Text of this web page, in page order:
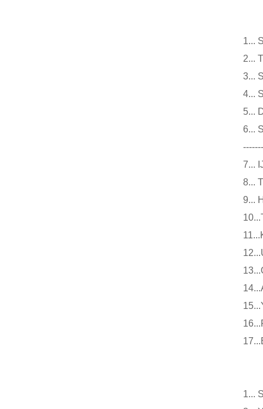
1...
2...
3...
4...
5...
6...
7...
8...
9...
1...